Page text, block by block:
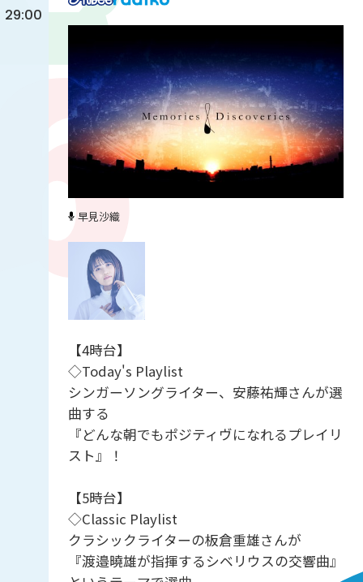
29:00
早見沙織
【4時台】
◇Today's Playlist
シンガーソングライター、安藤祐輝さんが選
曲する
『どんな朝でもポジティヴになれるプレイリ
スト』！
【5時台】
◇Classic Playlist
クラシックライターの板倉重雄さんが
『渡邉曉雄が指揮するシベリウスの交響曲』